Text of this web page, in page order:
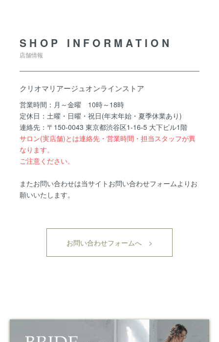
SHOP INFORMATION
店舗情報
クリオマリアージュオンラインストア
営業時間：月～金曜 10時～18時
定休日：土曜・日曜・祝日(年末年始・夏季休業あり)
連絡先：〒150-0043 東京都渋谷区1-16-5 大下ビル1階
サロン(実店舗)とは連絡先・営業時間・担当スタッフが異
なります。
ご注意ください。
またお問い合わせは当サイトお問い合わせフォームよりお
願いいたします。
お問い合わせフォームへ >